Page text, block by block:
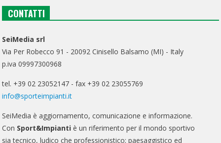
CONTATTI
SeiMedia srl
Via Per Robecco 91 - 20092 Cinisello Balsamo (MI) - Italy
p.iva 09997300968
tel. +39 02 23052147 - fax +39 02 23055769
info@sporteimpianti.it
SeiMedia è aggiornamento, comunicazione e informazione.
Con Sport&Impianti è un riferimento per il mondo sportivo
sia tecnico, ludico che professionistico; paesaggistico ed